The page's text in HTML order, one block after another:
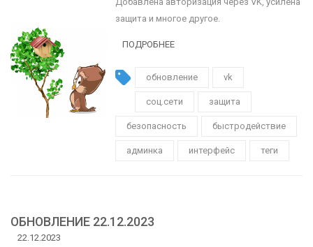
защита и многое другое.
ПОДРОБНЕЕ
обновление vk
соц.сети защита
безопасность быстродействие
админка интерфейс теги
ОБНОВЛЕНИЕ 22.12.2023
22.12.2023